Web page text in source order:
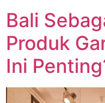
Bali
Produk
Ini